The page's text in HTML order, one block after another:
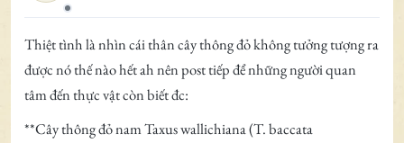
Ngoại tuyến
Thiệt tình là nhìn cái thân cây thông đỏ không tưởng tượng ra
được nó thế nào hết ah nên post tiếp để những người quan
tâm đến thực vật còn biết đc:
**Cây thông đỏ nam Taxus wallichiana (T. baccata